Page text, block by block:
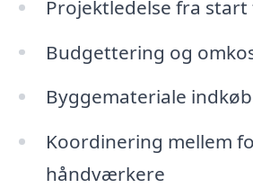
Projektledelse fra start
Budgettering og
Byggemateriale indkøb
Koordinering mellem
håndværkere